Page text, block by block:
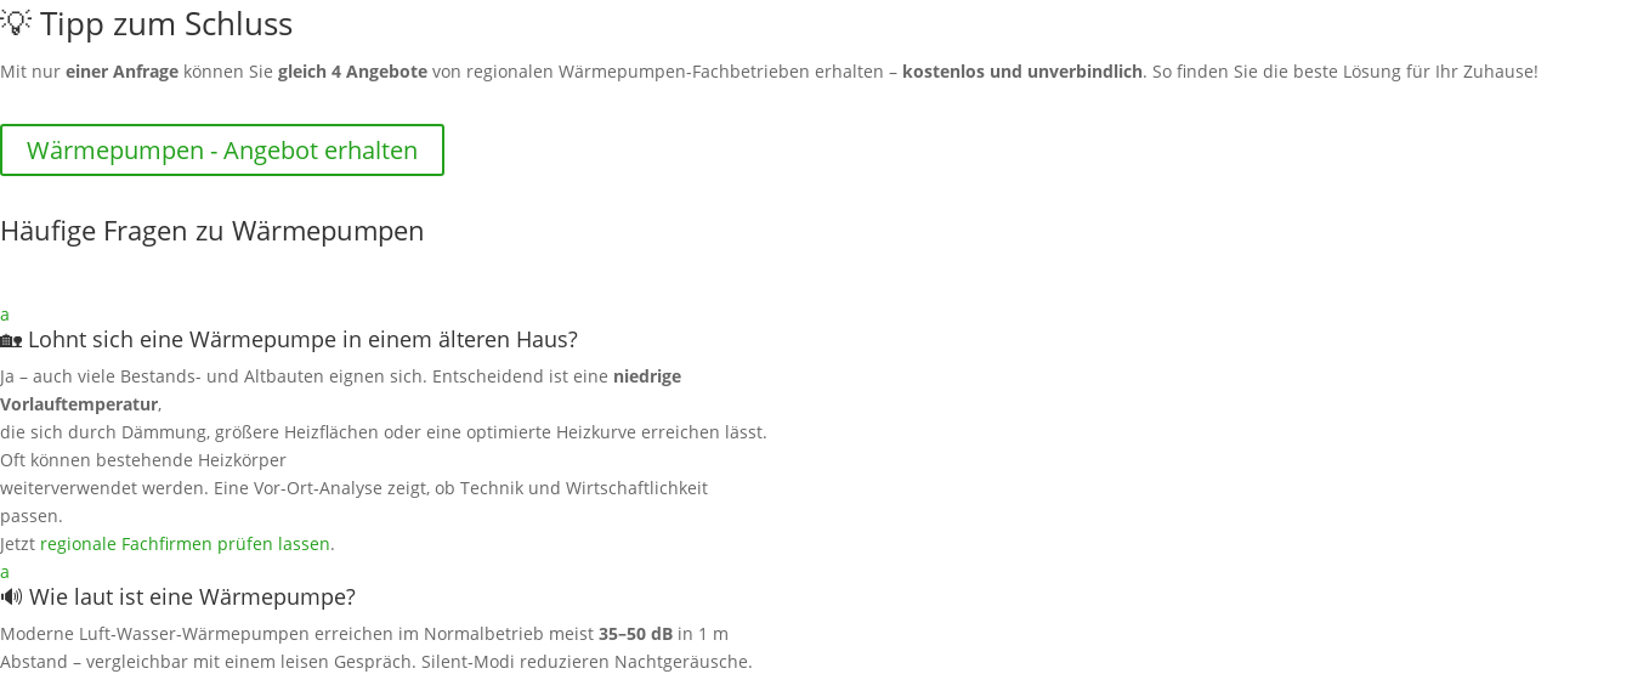
💡 Tipp zum Schluss
Mit nur einer Anfrage können Sie gleich 4 Angebote von regionalen Wärmepumpen-Fachbetrieben erhalten – kostenlos und unverbindlich. So finden Sie die beste Lösung für Ihr Zuhause!
Wärmepumpen - Angebot erhalten
Häufige Fragen zu Wärmepumpen
a
🏡 Lohnt sich eine Wärmepumpe in einem älteren Haus?
Ja – auch viele Bestands- und Altbauten eignen sich. Entscheidend ist eine niedrige
Vorlauftemperatur,
die sich durch Dämmung, größere Heizflächen oder eine optimierte Heizkurve erreichen lässt.
Oft können bestehende Heizkörper
weiterverwendet werden. Eine Vor-Ort‑Analyse zeigt, ob Technik und Wirtschaftlichkeit
passen.
Jetzt regionale Fachfirmen prüfen lassen.
a
🔊 Wie laut ist eine Wärmepumpe?
Moderne Luft‑Wasser‑Wärmepumpen erreichen im Normalbetrieb meist 35–50 dB in 1 m
Abstand – vergleichbar mit einem leisen Gespräch. Silent‑Modi reduzieren Nachtgeräusche.